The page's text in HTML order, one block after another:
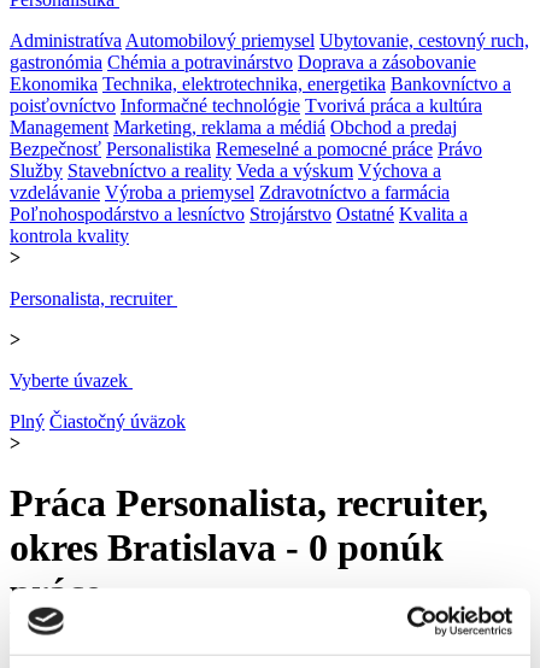
AdministratívaAutomobilový priemysel Ubytovanie, cestovný ruch,
gastronómia Chémia a potravinárstvo Doprava a zásobovanie
Ekonomika Technika, elektrotechnika, energetika Bankovníctvo a
poisťovníctvo Informačné technológie Tvorivá práca a kultúra
Management Marketing, reklama a médiá Obchod a predaj
Bezpečnosť Personalistika Remeselné a pomocné práce Právo
Služby Stavebníctvo a reality Veda a výskum Výchova a
vzdelávanie Výroba a priemysel Zdravotníctvo a farmácia
Poľnohospodárstvo a lesníctvo Strojárstvo Ostatné Kvalita a
kontrola kvality
>
Personalista, recruiter
>
Vyberte úvazek
Plný Čiastočný úväzok
>
Práca Personalista, recruiter,
okres Bratislava - 0 ponúk
práce
upresniť vyhľadávanie